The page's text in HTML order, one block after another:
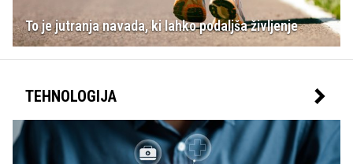
To je jutranja navada, ki lahko podaljša življenje
TEHNOLOGIJA